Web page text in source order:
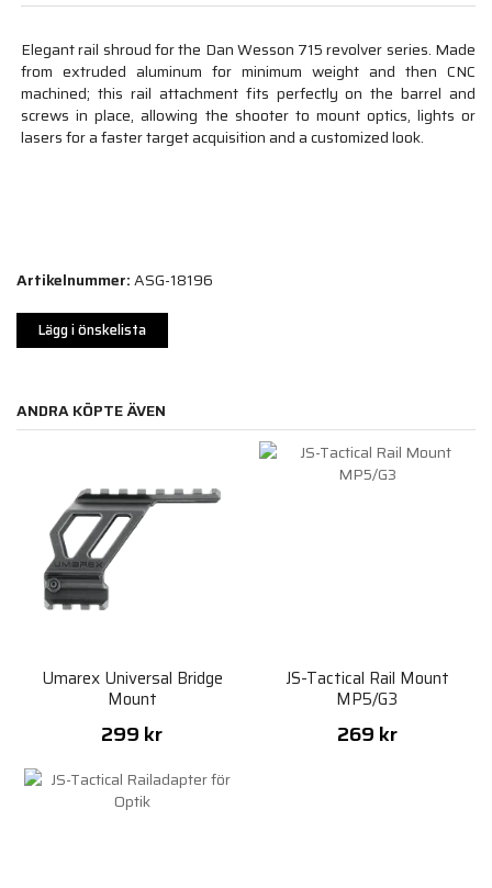
Elegant rail shroud for the Dan Wesson 715 revolver series. Made
from extruded aluminum for minimum weight and then CNC
machined; this rail attachment fits perfectly on the barrel and
screws in place, allowing the shooter to mount optics, lights or
lasers for a faster target acquisition and a customized look.
Artikelnummer:ASG-18196
Lägg i önskelista
ANDRA KÖPTE ÄVEN
Umarex Universal Bridge
Mount
299 kr
JS-Tactical Rail Mount
MP5/G3
269 kr